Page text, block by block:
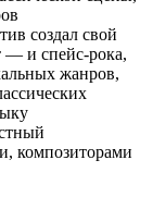
создал свой
— и спейс-рока,
жанров,
композиторами